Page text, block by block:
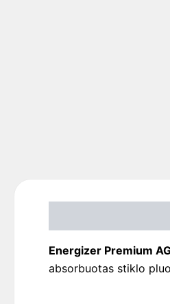
Energizer Premium
absorbuotas stiklo